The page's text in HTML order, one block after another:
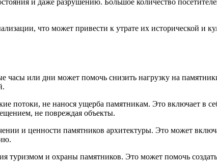
и даже разрушению. Большое количество
что может привести к утрате их исторической и
часы или дни может помочь снизить нагрузку на
потоки, не нанося ущерба памятникам. Это включает в
не повреждая объекты.
и ценности памятников архитектуры. Это может
туризмом и охраны памятников. Это может помочь